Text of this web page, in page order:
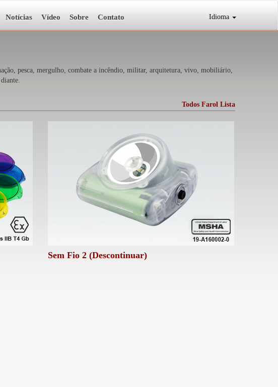
Notícias Vídeo Sobre Contato Idioma
pesca, mergulho, combate a incêndio, militar, arquitetura, vivo, mobiliário,
Todos Farol Lista
Sem Fio 2 (Descontinuar)